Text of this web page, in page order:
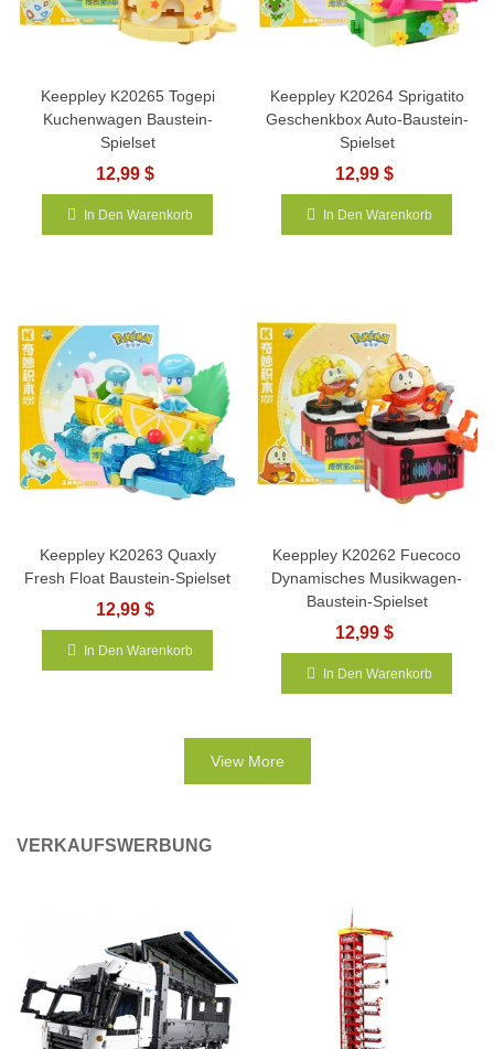
Keeppley K20265 Togepi
Kuchenwagen Baustein-
Spielset
12,99 $
In Den Warenkorb
Keeppley K20264 Sprigatito
Geschenkbox Auto-Baustein-
Spielset
12,99 $
In Den Warenkorb
Keeppley K20263 Quaxly
Fresh Float Baustein-Spielset
12,99 $
In Den Warenkorb
Keeppley K20262 Fuecoco
Dynamisches Musikwagen-
Baustein-Spielset
12,99 $
In Den Warenkorb
View More
VERKAUFSWERBUNG